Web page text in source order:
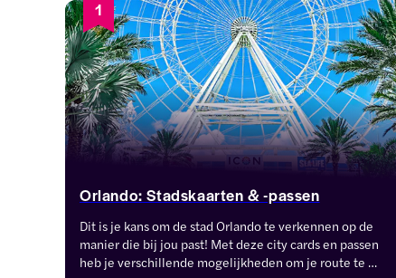
1
Orlando: Stadskaarten & -passen
Dit is je kans om de stad Orlando te verkennen op de
manier die bij jou past! Met deze city cards en passen
heb je verschillende mogelijkheden om je route te